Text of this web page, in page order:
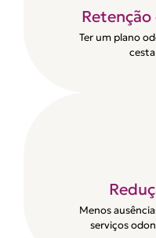
Ter um plano
Menos
serviços